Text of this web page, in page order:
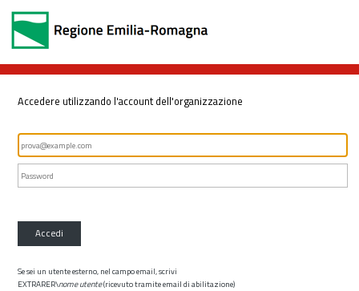
Accedere utilizzando l'account dell'organizzazione
Accedi
Se sei un utente esterno, nel campo email, scrivi
EXTRARER\nome utente(ricevuto tramite email di abilitazione)